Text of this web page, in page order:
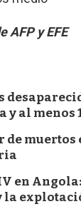
AFP y EFE
y al menos
de muertos
en